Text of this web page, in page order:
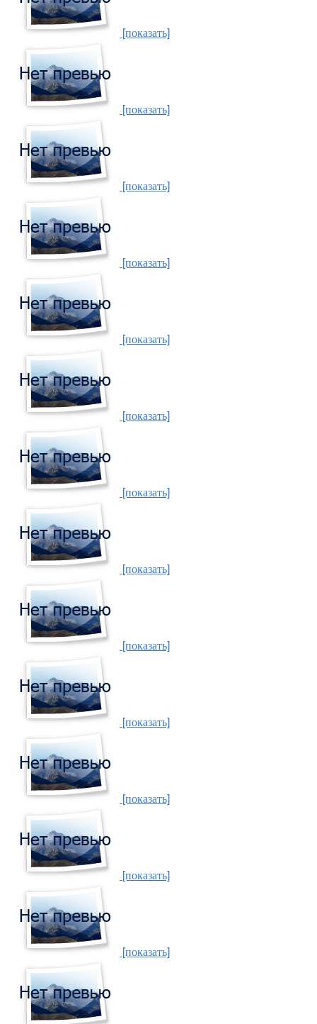
[показать]
[показать]
[показать]
[показать]
[показать]
[показать]
[показать]
[показать]
[показать]
[показать]
[показать]
[показать]
[показать]